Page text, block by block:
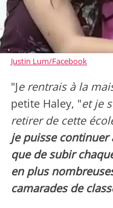
Justin Lum/Facebook
"Je rentrais à la
petite Haley, "et je
retirer de cette
je puisse
que de subir
en plus
camarades de